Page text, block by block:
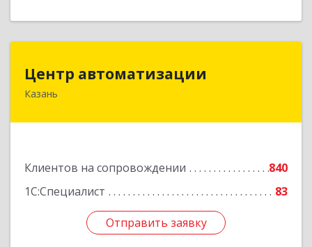
Центр автоматизации
Казань
Клиентов на сопровождении
840
1С:Специалист
83
Отправить заявку
420133, Татарстан Респ, Казань г, Ямашева пр-
Отправить заявку